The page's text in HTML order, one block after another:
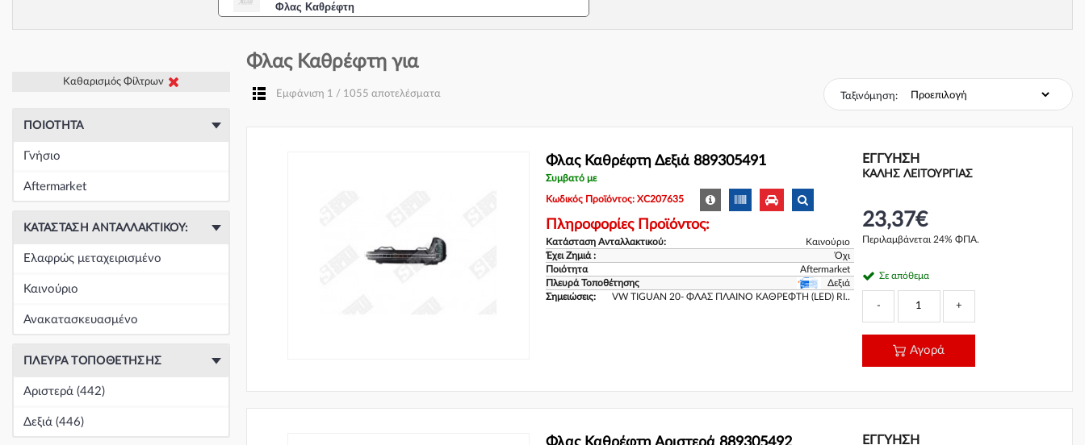
Φλας Καθρέφτη
Καθαρισμός Φίλτρων
ΠΟΙΌΤΗΤΑ
Γνήσιο
Aftermarket
ΚΑΤΆΣΤΑΣΗ ΑΝΤΑΛΛΑΚΤΙΚΟΎ:
Ελαφρώς μεταχειρισμένο
Καινούριο
Ανακατασκευασμένο
ΠΛΕΥΡΆ ΤΟΠΟΘΈΤΗΣΗΣ
Αριστερά (442)
Δεξιά (446)
Φλας Καθρέφτη για
Εμφάνιση 1 / 1055 αποτελέσματα Ταξινόμηση:
Φλας Καθρέφτη Δεξιά 889305491
Συμβατό με
Κωδικός Προϊόντος: XC207635
Πληροφορίες Προϊόντος:
Κατάσταση Ανταλλακτικού:
Καινούριο
Έχει Ζημιά :
Όχι
Ποιότητα
Aftermarket
Πλευρά Τοποθέτησης
Δεξιά
Σημειώσεις:
VW TIGUAN 20- ΦΛΑΣ ΠΛΑΙΝΟ ΚΑΘΡΕΦΤΗ (LED) RI..
ΕΓΓΎΗΣΗ
ΚΑΛΗΣ ΛΕΙΤΟΥΡΓΙΑΣ
23,37€
Περιλαμβάνεται 24% ΦΠΑ.
Σε απόθεμα
- +
Αγορά
ΕΓΓΎΗΣΗ